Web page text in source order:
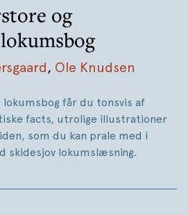
og
, Ole Knudsen
får du tonsvis af
facts, utrolige illustrationer
som du kan prale med i
skidesjov lokumslæsning.